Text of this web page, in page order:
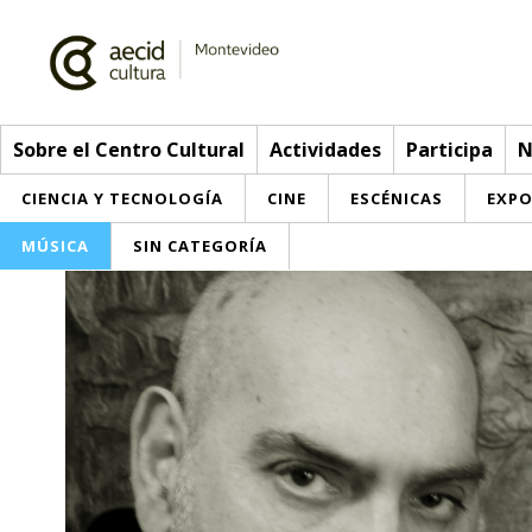
Sobre el Centro Cultural Actividades Participa
CIENCIA Y TECNOLOGÍA CINE ESCÉNICAS
MÚSICA SIN CATEGORÍA
Sobre el Centro Cultural
Red AECID
Instalaciones
Visítanos
Actividades
> Ir a Actividades
Esta semana
Inscripciones
Participa
Envíanos tu propuesta
Buzón de sugerencias
Noticias
Convocatorias